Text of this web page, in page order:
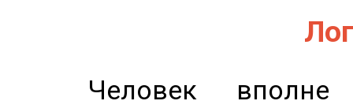
Человек